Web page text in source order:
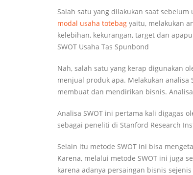
Salah satu yang dilakukan saat
modal usaha totebag yaitu, melakukan
kelebihan, kekurangan, target dan
SWOT Usaha Tas Spunbond
Nah, salah satu yang kerap digunakan
menjual produk apa. Melakukan analisa
membuat dan mendirikan bisnis.
Analisa SWOT ini pertama kali digagas
sebagai peneliti di Stanford Research
Selain itu metode SWOT ini bisa
Karena, melalui metode SWOT ini juga
karena adanya persaingan bisnis